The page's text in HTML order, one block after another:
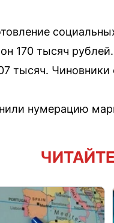
170 тысяч
тысяч.
нумерацию